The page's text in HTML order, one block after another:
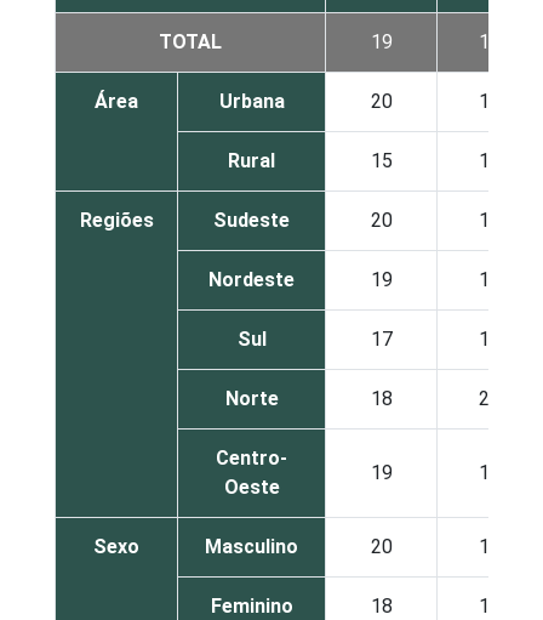
TOTAL 19 15
Área Urbana 20 16
Rural 15 10
Regiões Sudeste 20 16
Nordeste 19 13
Sul 17 13
Norte 18 20
Centro-
Oeste
19 16
Sexo Masculino 20 15
Feminino 18 16